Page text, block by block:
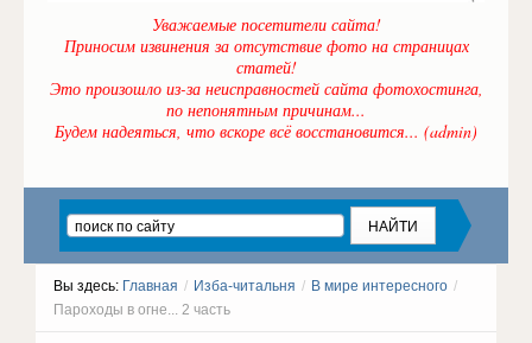
Уважаемые посетители сайта!
Приносим извинения за отсутствие фото на страницах
статей!
Это произошло из-за неисправностей сайта фотохостинга,
по непонятным причинам...
Будем надеяться, что вскоре всё восстановится... (admin)
Вы здесь: Главная / Изба-читальня / В мире интересного /
Пароходы в огне... 2 часть